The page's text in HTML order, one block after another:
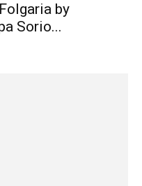
by
Sorio...